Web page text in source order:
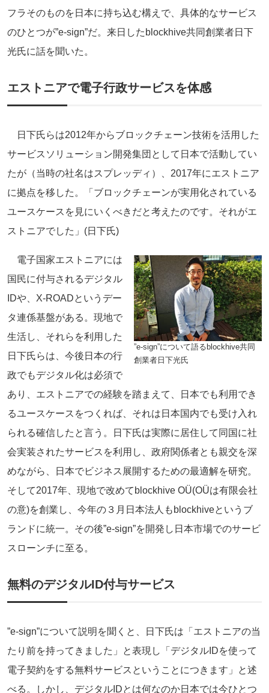
フラそのものを日本に持ち込む構えで、具体的なサービス
のひとつが”e-sign”だ。来日したblockhive共同創業者日下
光氏に話を聞いた。
エストニアで電子行政サービスを体感
日下氏らは2012年からブロックチェーン技術を活用した
サービスソリューション開発集団として日本で活動してい
たが（当時の社名はスプレッディ）、2017年にエストニア
に拠点を移した。「ブロックチェーンが実用化されている
ユースケースを見にいくべきだと考えたのです。それがエ
ストニアでした」(日下氏)
”e-sign”について語るblockhive共同
創業者日下光氏
電子国家エストニアには
国民に付与されるデジタル
IDや、X-ROADというデー
タ連係基盤がある。現地で
生活し、それらを利用した
日下氏らは、今後日本の行
政でもデジタル化は必須で
あり、エストニアでの経験を踏まえて、日本でも利用でき
るユースケースをつくれば、それは日本国内でも受け入れ
られる確信したと言う。日下氏は実際に居住して同国に社
会実装されたサービスを利用し、政府関係者とも親交を深
めながら、日本でビジネス展開するための最適解を研究。
そして2017年、現地で改めてblockhive OÜ(OÜは有限会社
の意)を創業し、今年の３月日本法人もblockhiveというブ
ランドに統一。その後”e-sign”を開発し日本市場でのサービ
スローンチに至る。
無料のデジタルID付与サービス
”e-sign”について説明を聞くと、日下氏は「エストニアの当
たり前を持ってきました」と表現し「デジタルIDを使って
電子契約をする無料サービスということにつきます」と述
べる。しかし、デジタルIDとは何なのか日本では今ひとつ